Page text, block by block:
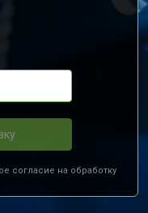
согласие на обработку